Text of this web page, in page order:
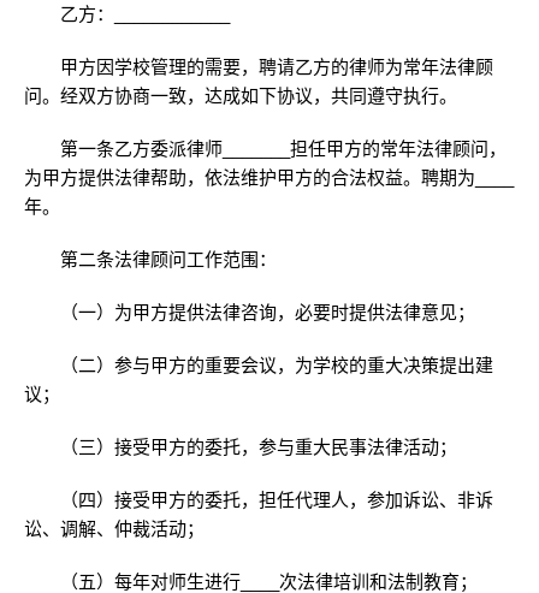
乙方：____________
甲方因学校管理的需要，聘请乙方的律师为常年法律顾
问。经双方协商一致，达成如下协议，共同遵守执行。
第一条乙方委派律师_______担任甲方的常年法律顾问，
为甲方提供法律帮助，依法维护甲方的合法权益。聘期为____
年。
第二条法律顾问工作范围：
（一）为甲方提供法律咨询，必要时提供法律意见；
（二）参与甲方的重要会议，为学校的重大决策提出建
议；
（三）接受甲方的委托，参与重大民事法律活动；
（四）接受甲方的委托，担任代理人，参加诉讼、非诉
讼、调解、仲裁活动；
（五）每年对师生进行____次法律培训和法制教育；